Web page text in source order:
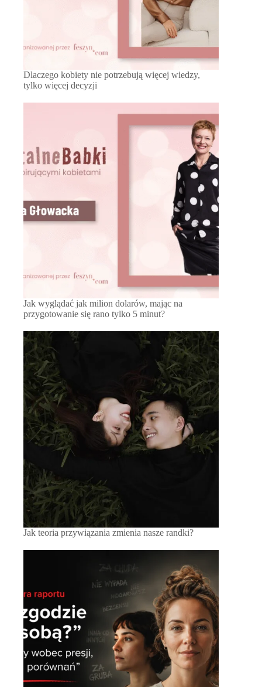
Dlaczego kobiety nie potrzebują więcej wiedzy,
tylko więcej decyzji
Jak wyglądać jak milion dolarów, mając na
przygotowanie się rano tylko 5 minut?
Jak teoria przywiązania zmienia nasze randki?